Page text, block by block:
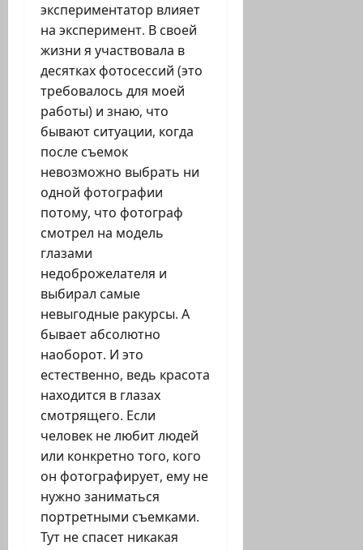
экспериментатор влияет
на эксперимент. В своей
жизни я участвовала в
десятках фотосессий (это
требовалось для моей
работы) и знаю, что
бывают ситуации, когда
после съемок
невозможно выбрать ни
одной фотографии
потому, что фотограф
смотрел на модель
глазами
недоброжелателя и
выбирал самые
невыгодные ракурсы. А
бывает абсолютно
наоборот. И это
естественно, ведь красота
находится в глазах
смотрящего. Если
человек не любит людей
или конкретно того, кого
он фотографирует, ему не
нужно заниматься
портретными съемками.
Тут не спасет никакая